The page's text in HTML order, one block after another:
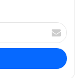
أ
د
خ
ل